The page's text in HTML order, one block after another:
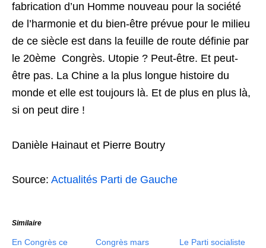
fabrication d’un Homme nouveau pour la société
de l’harmonie et du bien-être prévue pour le milieu
de ce siècle est dans la feuille de route définie par
le 20ème Congrès. Utopie ? Peut-être. Et peut-
être pas. La Chine a la plus longue histoire du
monde et elle est toujours là. Et de plus en plus là,
si on peut dire !
Danièle Hainaut et Pierre Boutry
Source: Actualités Parti de Gauche
Similaire
En Congrès ce Congrès mars Le Parti socialiste